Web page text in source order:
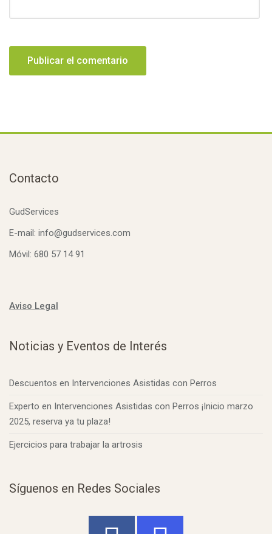
Contacto
GudServices
E-mail: info@gudservices.com
Móvil: 680 57 14 91
Aviso Legal
Noticias y Eventos de Interés
Descuentos en Intervenciones Asistidas con Perros
Experto en Intervenciones Asistidas con Perros ¡Inicio marzo
2025, reserva ya tu plaza!
Ejercicios para trabajar la artrosis
Síguenos en Redes Sociales